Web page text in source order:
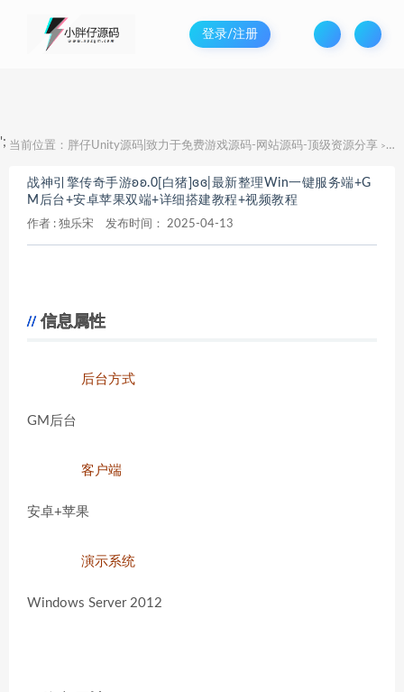
登录/注册
'; 当前位置： 胖仔Unity源码|致力于免费游戏源码-网站源码-顶级资源分享 > 战
战神引擎传奇手游ʚʚ.0[白猪]ɞɞ|最新整理Win一键服务端+G
M后台+安卓苹果双端+详细搭建教程+视频教程
作者 : 独乐宋 发布时间： 2025-04-13
信息属性
后台方式
GM后台
客户端
安卓+苹果
演示系统
Windows Server 2012